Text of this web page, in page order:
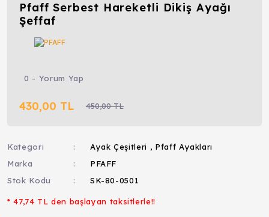
Pfaff Serbest Hareketli Dikiş Ayağı
Şeffaf
0 - Yorum Yap
430,00 TL 450,00 TL
Kategori Ayak Çeşitleri , Pfaff Ayakları
Marka
PFAFF
Stok Kodu
SK-80-0501
* 47,74 TL den başlayan taksitlerle!!